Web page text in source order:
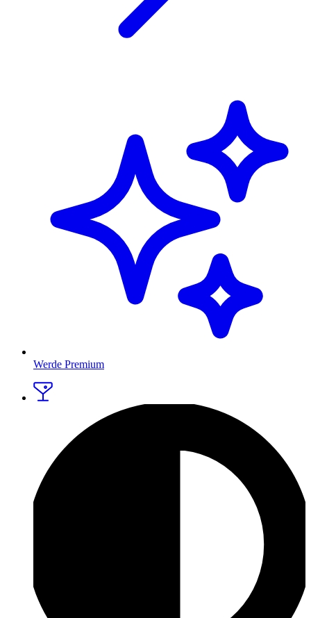
Werde Premium